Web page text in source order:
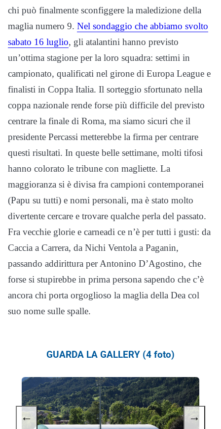
chi può finalmente sconfiggere la maledizione della
maglia numero 9. Nel sondaggio che abbiamo svolto
sabato 16 luglio, gli atalantini hanno previsto
un’ottima stagione per la loro squadra: settimi in
campionato, qualificati nel girone di Europa League e
finalisti in Coppa Italia. Il sorteggio sfortunato nella
coppa nazionale rende forse più difficile del previsto
centrare la finale di Roma, ma siamo sicuri che il
presidente Percassi metterebbe la firma per centrare
questi risultati. In queste belle settimane, molti tifosi
hanno colorato le tribune con magliette. La
maggioranza si è divisa fra campioni contemporanei
(Papu su tutti) e nomi personali, ma è stato molto
divertente cercare e trovare qualche perla del passato.
Fra vecchie glorie e carneadi ce n’è per tutti i gusti: da
Caccia a Carrera, da Nichi Ventola a Paganin,
passando addirittura per Antonino D’Agostino, che
forse si stupirebbe in prima persona sapendo che c’è
ancora chi porta orgoglioso la maglia della Dea col
suo nome sulle spalle.
GUARDA LA GALLERY (4 foto)
← →